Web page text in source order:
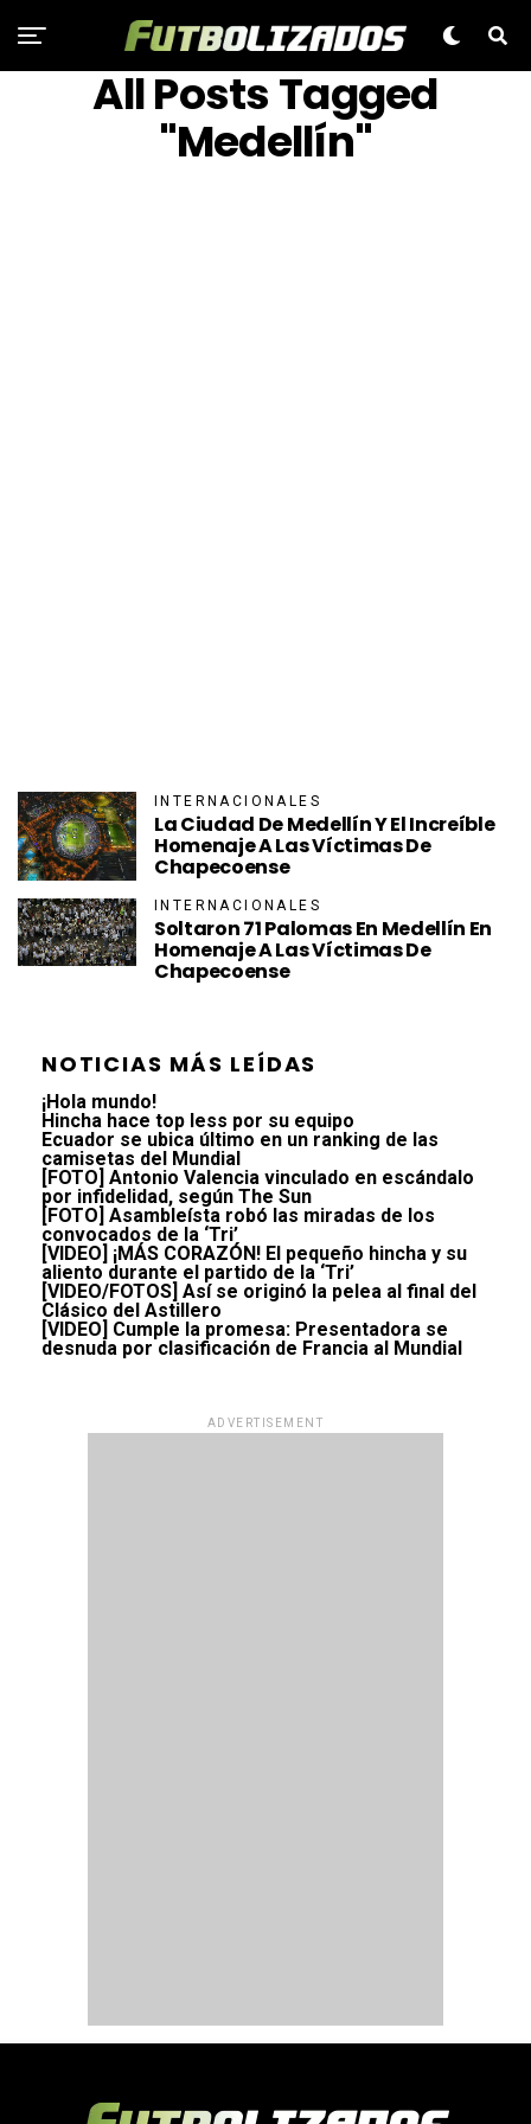
All Posts Tagged
"Medellín"
INTERNACIONALES
La Ciudad De Medellín Y El Increíble
Homenaje A Las Víctimas De
Chapecoense
INTERNACIONALES
Soltaron 71 Palomas En Medellín En
Homenaje A Las Víctimas De
Chapecoense
NOTICIAS MÁS LEÍDAS
¡Hola mundo!
Hincha hace top less por su equipo
Ecuador se ubica último en un ranking de las
camisetas del Mundial
[FOTO] Antonio Valencia vinculado en escándalo
por infidelidad, según The Sun
[FOTO] Asambleísta robó las miradas de los
convocados de la ‘Tri’
[VIDEO] ¡MÁS CORAZÓN! El pequeño hincha y su
aliento durante el partido de la ‘Tri’
[VIDEO/FOTOS] Así se originó la pelea al final del
Clásico del Astillero
[VIDEO] Cumple la promesa: Presentadora se
desnuda por clasificación de Francia al Mundial
ADVERTISEMENT